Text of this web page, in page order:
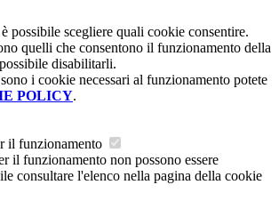
possibile scegliere quali cookie consentire.
quelli che consentono il funzionamento della
disabilitarli.
i cookie necessari al funzionamento potete
POLICY.
il funzionamento
il funzionamento non possono essere
consultare l'elenco nella pagina della cookie